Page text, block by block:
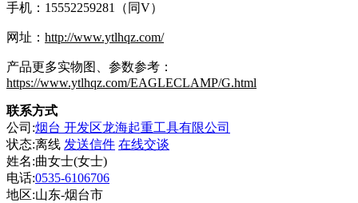
手机：15552259281（同V）
网址： http://www.ytlhqz.com/
产品更多实物图、参数参考：
https://www.ytlhqz.com/EAGLECLAMP/G.html
联系方式
公司:烟台 开发区龙海起重工具有限公司
状态:离线 发送信件 在线交谈
姓名:曲女士(女士)
电话:0535-6106706
地区:山东-烟台市